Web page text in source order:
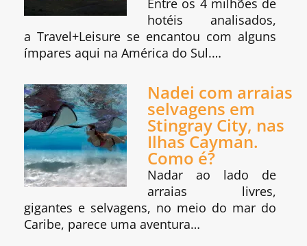
hotéis analisados,
a Travel+Leisure se encantou com alguns
ímpares aqui na América do Sul.…
Nadei com arraias
selvagens em
Stingray City, nas
Ilhas Cayman.
Como é?
Nadar ao lado de
arraias livres,
gigantes e selvagens, no meio do mar do
Caribe, parece uma aventura…